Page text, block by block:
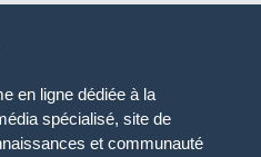
en ligne dédiée à la
spécialisé, site de
et communauté